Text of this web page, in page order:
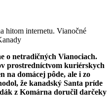
o netradičných Vianociach.
prostredníctvom kuriérskych
na domácej pôde, ale i zo
že kanadský Santa príde
z Komárna doručil darčeky